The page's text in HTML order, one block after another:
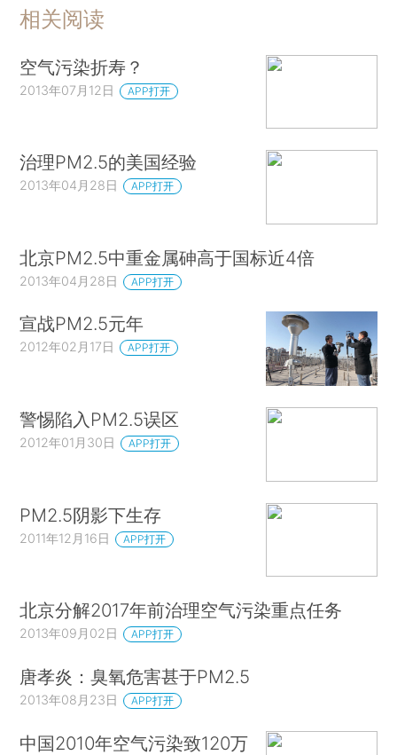
相关阅读
空气污染折寿？
2013年07月12日 APP打开
治理PM2.5的美国经验
2013年04月28日 APP打开
北京PM2.5中重金属砷高于国标近4倍
2013年04月28日 APP打开
宣战PM2.5元年
2012年02月17日 APP打开
警惕陷入PM2.5误区
2012年01月30日 APP打开
PM2.5阴影下生存
2011年12月16日 APP打开
北京分解2017年前治理空气污染重点任务
2013年09月02日 APP打开
唐孝炎：臭氧危害甚于PM2.5
2013年08月23日 APP打开
中国2010年空气污染致120万